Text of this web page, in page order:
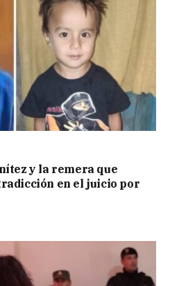
y la remera que
en el juicio por